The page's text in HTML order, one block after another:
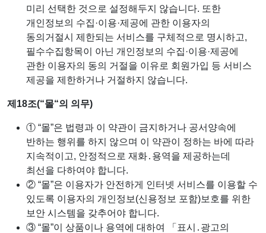
미리 선택한 것으로 설정해두지 않습니다. 또한
개인정보의 수집·이용·제공에 관한 이용자의
동의거절시 제한되는 서비스를 구체적으로 명시하고,
필수수집항목이 아닌 개인정보의 수집·이용·제공에
관한 이용자의 동의 거절을 이유로 회원가입 등 서비스
제공을 제한하거나 거절하지 않습니다.
제18조(“몰“의 의무)
① “몰”은 법령과 이 약관이 금지하거나 공서양속에
반하는 행위를 하지 않으며 이 약관이 정하는 바에 따라
지속적이고, 안정적으로 재화․용역을 제공하는데
최선을 다하여야 합니다.
② “몰”은 이용자가 안전하게 인터넷 서비스를 이용할 수
있도록 이용자의 개인정보(신용정보 포함)보호를 위한
보안 시스템을 갖추어야 합니다.
③ “몰”이 상품이나 용역에 대하여 「표시․광고의